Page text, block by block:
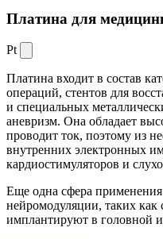
Платина для
Pt
Платина входит в состав
операций, стентов для
и специальных
аневризм. Она обладает
проводит ток, поэтому из
внутренних электронных
кардиостимуляторов и
Еще одна сфера
нейромодуляции, таких как
имплантируют в головной